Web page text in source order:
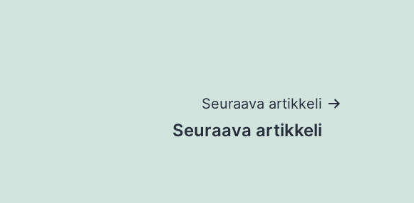
Seuraava artikkeli
Seuraava artikkeli